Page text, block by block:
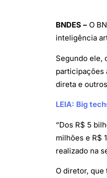
BNDES – O
inteligência
Segundo ele,
participações
direta e
LEIA: Big
“Dos R$ 5
milhões e R$
realizado na
O diretor,